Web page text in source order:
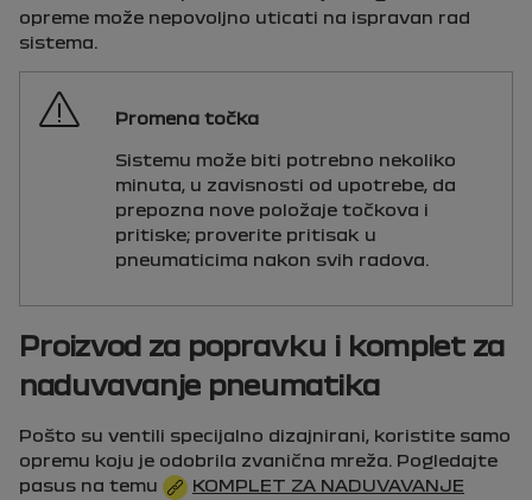
opreme može nepovoljno uticati na ispravan rad
sistema.
Promena točka
Sistemu može biti potrebno nekoliko
minuta, u zavisnosti od upotrebe, da
prepozna nove položaje točkova i
pritiske; proverite pritisak u
pneumaticima nakon svih radova.
Proizvod za popravku i komplet za
naduvavanje pneumatika
Pošto su ventili specijalno dizajnirani, koristite samo
opremu koju je odobrila zvanična mreža. Pogledajte
pasus na temu
KOMPLET ZA NADUVAVANJE